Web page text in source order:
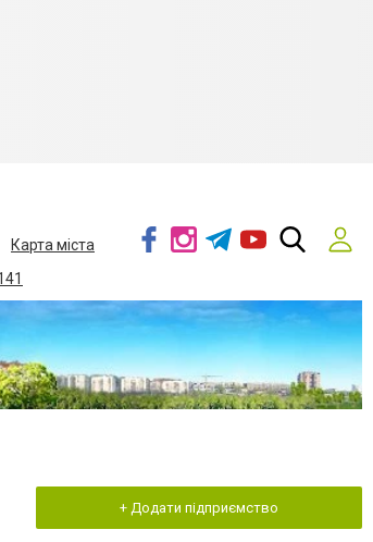
Карта міста
+ Додати підприємство